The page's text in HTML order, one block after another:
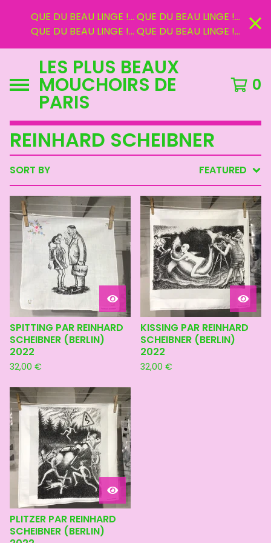
QUE DU BEAU LINGE !... QUE DU BEAU LINGE !...
QUE DU BEAU LINGE !... QUE DU BEAU LINGE !...
LES PLUS BEAUX
MOUCHOIRS DE
PARIS
0
REINHARD SCHEIBNER
SORT BY FEATURED
SPITTING PAR REINHARD
SCHEIBNER (BERLIN)
2022
32,00 €
KISSING PAR REINHARD
SCHEIBNER (BERLIN)
2022
32,00 €
PLITZER PAR REINHARD
SCHEIBNER (BERLIN)